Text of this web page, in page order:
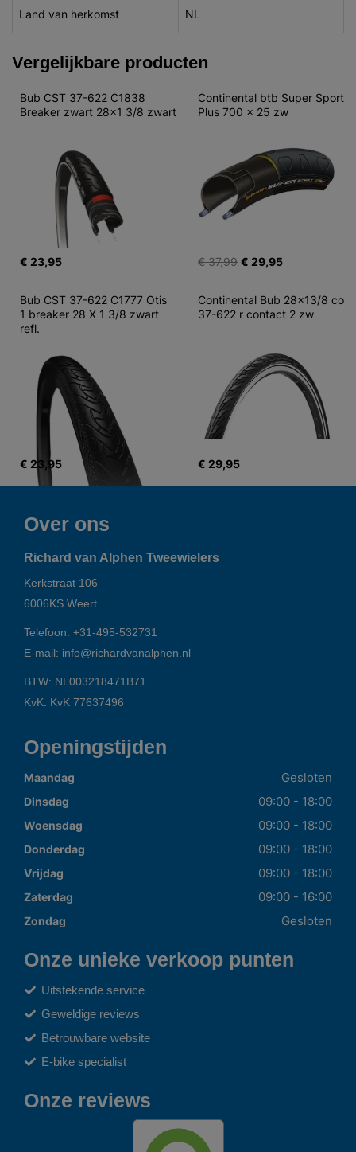
Land van herkomst NL
Vergelijkbare producten
Bub CST 37-622 C1838
Breaker zwart 28x1 3/8 zwart
€ 23,95
Continental btb Super Sport
Plus 700 x 25 zw
€ 37,99 € 29,95
Bub CST 37-622 C1777 Otis
1 breaker 28 X 1 3/8 zwart
refl.
€ 23,95
Continental Bub 28x13/8 co
37-622 r contact 2 zw
€ 29,95
Over ons
Richard van Alphen Tweewielers
Kerkstraat 106
6006KS Weert
Telefoon: +31-495-532731
E-mail: info@richardvanalphen.nl
BTW: NL003218471B71
KvK: KvK 77637496
Openingstijden
Maandag Gesloten
Dinsdag 09:00 - 18:00
Woensdag 09:00 - 18:00
Donderdag 09:00 - 18:00
Vrijdag 09:00 - 18:00
Zaterdag 09:00 - 16:00
Zondag Gesloten
Onze unieke verkoop punten
Uitstekende service
Geweldige reviews
Betrouwbare website
E-bike specialist
Onze reviews